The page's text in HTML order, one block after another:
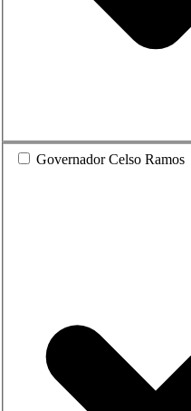
Governador Celso Ramos